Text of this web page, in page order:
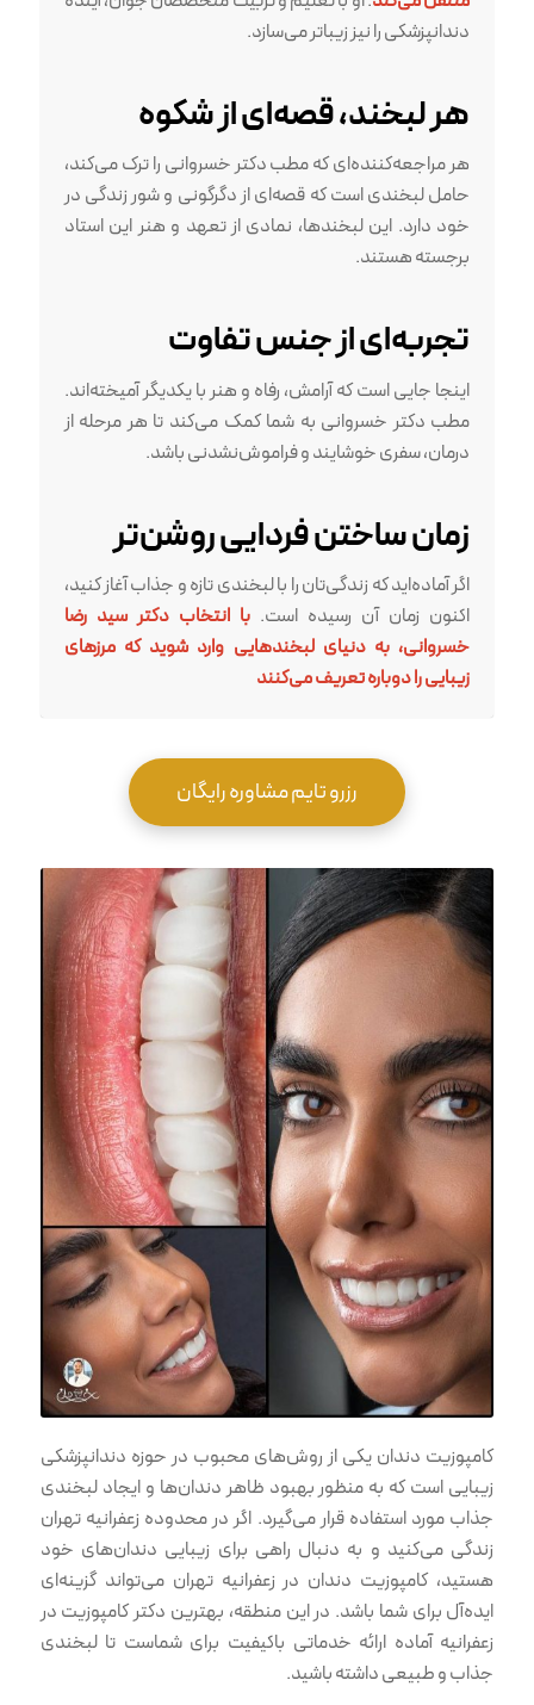
دندانپزشکی را نیز زیباتر می‌سازد.
هر لبخند، قصه‌ای از شکوه
هر مراجعه‌کننده‌ای که مطب دکتر خسروانی را ترک می‌کند،
حامل لبخندی است که قصه‌ای از دگرگونی و شور زندگی در
خود دارد. این لبخندها، نمادی از تعهد و هنر این استاد
برجسته هستند.
تجربه‌ای از جنس تفاوت
اینجا جایی است که آرامش، رفاه و هنر با یکدیگر آمیخته‌اند.
مطب دکتر خسروانی به شما کمک می‌کند تا هر مرحله از
درمان، سفری خوشایند و فراموش‌نشدنی باشد.
زمان ساختن فردایی روشن‌تر
اگر آماده‌اید که زندگی‌تان را با لبخندی تازه و جذاب آغاز کنید،
اکنون زمان آن رسیده است.با انتخاب دکتر سید رضا
خسروانی، به دنیای لبخندهایی وارد شوید که مرزهای
زیبایی را دوباره تعریف می‌کنند
رزرو تایم مشاوره رایگان
کامپوزیت دندان یکی از روش‌های محبوب در حوزه دندانپزشکی
زیبایی است که به منظور بهبود ظاهر دندان‌ها و ایجاد لبخندی
جذاب مورد استفاده قرار می‌گیرد. اگر در محدوده زعفرانیه تهران
زندگی می‌کنید و به دنبال راهی برای زیبایی دندان‌های خود
هستید، کامپوزیت دندان در زعفرانیه تهران می‌تواند گزینه‌ای
ایده‌آل برای شما باشد. در این منطقه، بهترین دکتر کامپوزیت در
زعفرانیه آماده ارائه خدماتی باکیفیت برای شماست تا لبخندی
جذاب و طبیعی داشته باشید.